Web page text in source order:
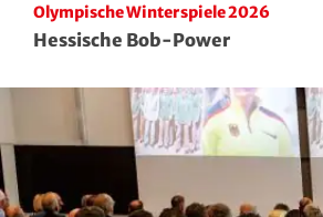
Olympische Winterspiele 2026
Hessische Bob-Power